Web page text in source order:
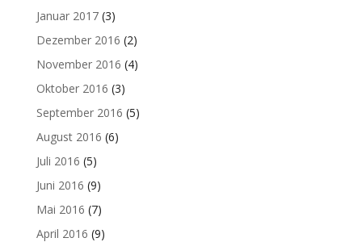
Januar 2017(3)
Dezember 2016 (2)
November 2016 (4)
Oktober 2016 (3)
September 2016 (5)
August 2016 (6)
Juli 2016 (5)
Juni 2016 (9)
Mai 2016 (7)
April 2016 (9)